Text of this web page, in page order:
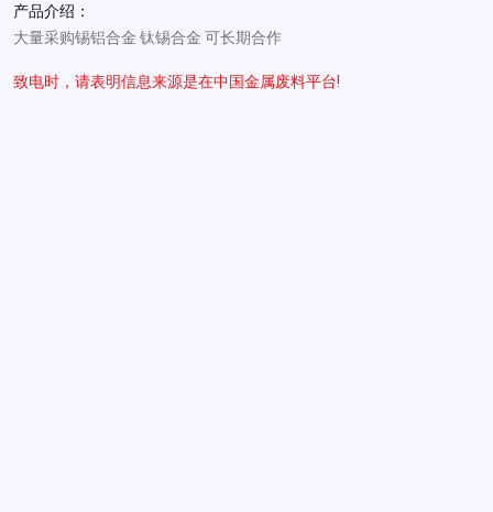
产品介绍：
大量采购锡铝合金 钛锡合金 可长期合作
致电时，请表明信息来源是在中国金属废料平台!